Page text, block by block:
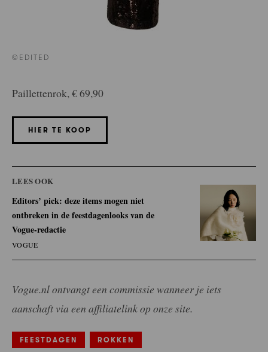
©EDITED
Paillettenrok, € 69,90
HIER TE KOOP
LEES OOK
Editors’ pick: deze items mogen niet
ontbreken in de feestdagenlooks van de
Vogue-redactie
VOGUE
Vogue.nl ontvangt een commissie wanneer je iets
aanschaft via een affiliatelink op onze site.
FEESTDAGEN ROKKEN